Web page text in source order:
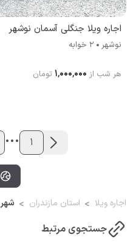
اجاره ویلا جنگلی آسمان نوشهر
نوشهر 2 خوابه
هر شب از ۱٬۰۰۰٬۰۰۰ تومان
1
...
اجاره ویلا استان مازندران
جستجوی مرتبط